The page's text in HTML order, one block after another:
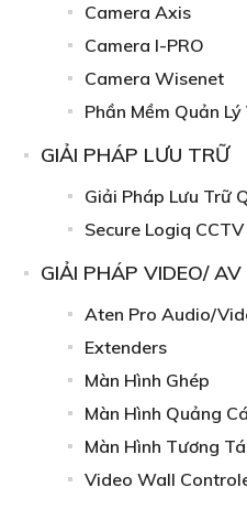
Camera Axis
Camera I-PRO
Camera Wisenet
Phần Mềm Quản Lý
GIẢI PHÁP LƯU TRỮ
Giải Pháp Lưu Trữ
Secure Logiq
GIẢI PHÁP VIDEO/ AV
Aten Pro Audio/
Extenders
Màn Hình Ghép
Màn Hình Quảng
Màn Hình Tương
Video Wall